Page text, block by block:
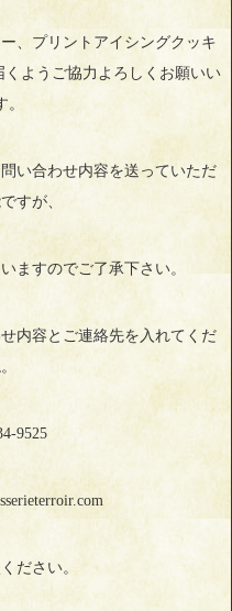
、プリントアイシングクッキ
ようご協力よろしくお願いい
い合わせ内容を送っていただ
すが、
ますのでご了承下さい。
内容とご連絡先を入れてくだ
ださい。